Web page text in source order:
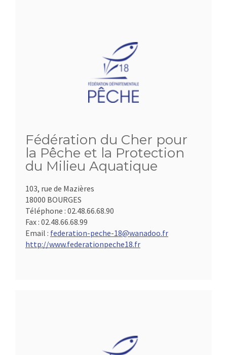
Fédération du Cher pour
la Pêche et la Protection
du Milieu Aquatique
103, rue de Mazières
18000 BOURGES
Téléphone : 02.48.66.68.90
Fax : 02.48.66.68.99
Email : federation-peche-18@wanadoo.fr
http://www.federationpeche18.fr